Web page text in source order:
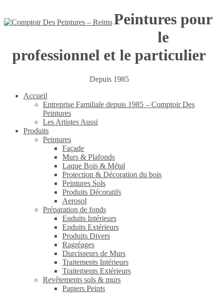
Peintures pour
le
professionnel et le particulier
Depuis 1985
Accueil
Entreprise Familiale depuis 1985 – Comptoir Des
Peintures
Les Artistes Aussi
Produits
Peintures
Façade
Murs & Plafonds
Laque Bois & Métal
Protection & Décoration du bois
Peintures Sols
Produits Décoratifs
Aerosol
Préparation de fonds
Enduits Intérieurs
Enduits Extérieurs
Produits Divers
Ragréages
Durcisseurs de Murs
Traitements Intérieurs
Traitements Extérieurs
Revêtements sols & murs
Papiers Peints